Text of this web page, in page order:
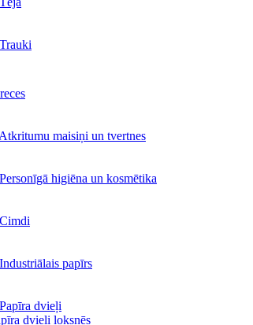
Trauki
Atkritumu maisiņi un tvertnes
Personīgā higiēna un kosmētika
Cimdi
Industriālais papīrs
Papīra dvieļi
dvieļi loksnēs